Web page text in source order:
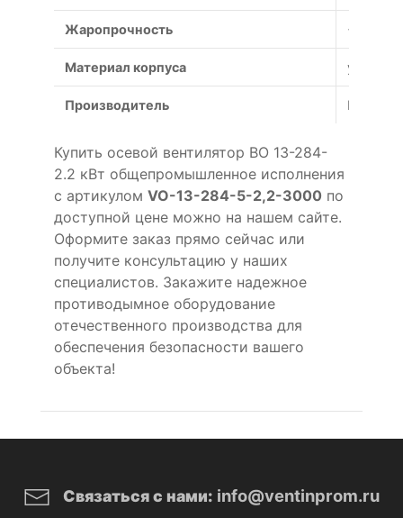
Жаропрочность +600°С
Материал корпуса
Производитель Россия
Купить осевой вентилятор ВО 13-284-
2.2 кВт общепромышленное исполнения
с артикулом VO-13-284-5-2,2-3000 по
доступной цене можно на нашем сайте.
Оформите заказ прямо сейчас или
получите консультацию у наших
специалистов. Закажите надежное
противодымное оборудование
отечественного производства для
обеспечения безопасности вашего
объекта!
Связаться с нами: info@ventinprom.ru